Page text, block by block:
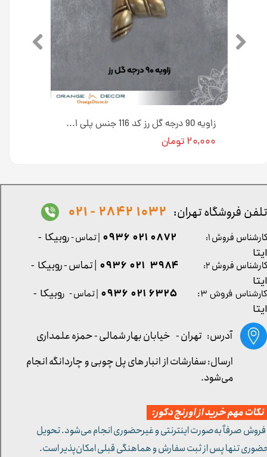
زاویه 90 درجه گل رز کد 116 جنس پلی استایرن [انبار اصفهان]
۲۰,۰۰۰ تومان
کارشناس فروش ۳: ۶۳۲۵ ۰۲۱ ۰۹۳۶ | تماس - روبیکا -
ایتا
آدرس: تهران - خیابان بهار شمالی - حمزه علمداری
تلفن فروشگاه تهران: 1032 2842 - 021
مهم خرید از اورنج دکور:
صرفاً به‌صورت اینترنتی و غیرحضوری انجام می‌شود. تحویل
تنها پس از ثبت سفارش و هماهنگی قبلی امکان‌پذیر است.
کارشناس فروش ۱: 0872 021 0936 | تماس - روبیکا -
ایتا
کارشناس فروش ۲:
۳۹۸۴ ۰۲۱ ۰۹۳۶ | تماس - روبیکا -
ایتا
ارسال: سفارشات از انبار های پل چوبی و چاردانگه انجام
می‌شود.